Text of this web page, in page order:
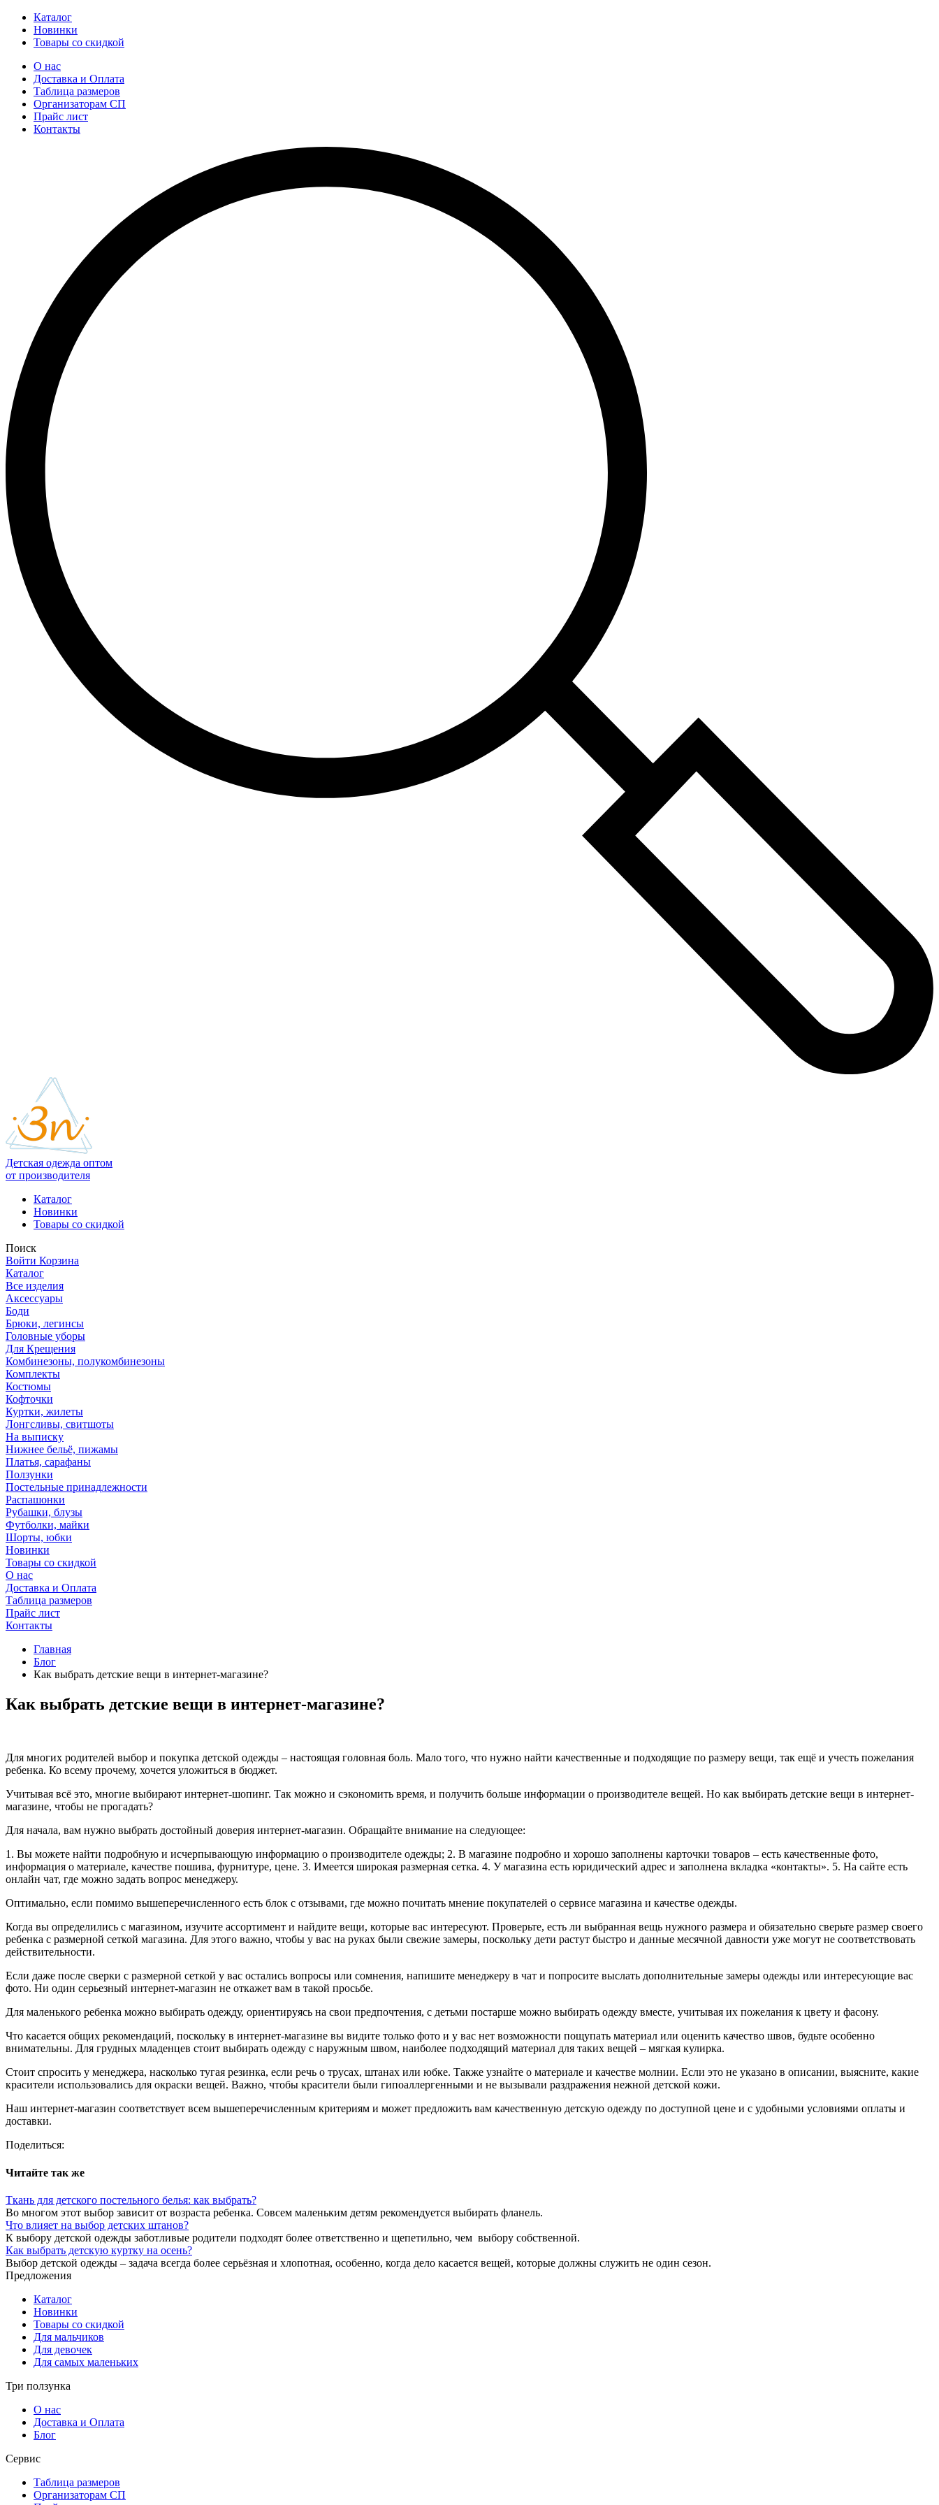
Каталог
Новинки
Товары со скидкой
О нас
Доставка и Оплата
Таблица размеров
Организаторам СП
Прайс лист
Контакты
Детская одежда оптом
от производителя
Каталог
Новинки
Товары со скидкой
Поиск
Войти Корзина
Каталог
Все изделия
Аксесcуары
Боди
Брюки, легинсы
Головные уборы
Для Крещения
Комбинезоны, полукомбинезоны
Комплекты
Костюмы
Кофточки
Куртки, жилеты
Лонгсливы, свитшоты
На выписку
Нижнее бельё, пижамы
Платья, сарафаны
Ползунки
Постельные принадлежности
Распашонки
Рубашки, блузы
Футболки, майки
Шорты, юбки
Новинки
Товары со скидкой
О нас
Доставка и Оплата
Таблица размеров
Прайс лист
Контакты
Главная
Блог
Как выбрать детские вещи в интернет-магазине?
Как выбрать детские вещи в интернет-магазине?
Для многих родителей выбор и покупка детской одежды – настоящая головная боль. Мало того, что нужно найти качественные и подходящие по размеру вещи, так ещё и учесть пожелания
ребенка. Ко всему прочему, хочется уложиться в бюджет.
Учитывая всё это, многие выбирают интернет-шопинг. Так можно и сэкономить время, и получить больше информации о производителе вещей. Но как выбирать детские вещи в интернет-
магазине, чтобы не прогадать?
Для начала, вам нужно выбрать достойный доверия интернет-магазин. Обращайте внимание на следующее:
1. Вы можете найти подробную и исчерпывающую информацию о производителе одежды; 2. В магазине подробно и хорошо заполнены карточки товаров – есть качественные фото,
информация о материале, качестве пошива, фурнитуре, цене. 3. Имеется широкая размерная сетка. 4. У магазина есть юридический адрес и заполнена вкладка «контакты». 5. На сайте есть
онлайн чат, где можно задать вопрос менеджеру.
Оптимально, если помимо вышеперечисленного есть блок с отзывами, где можно почитать мнение покупателей о сервисе магазина и качестве одежды.
Когда вы определились с магазином, изучите ассортимент и найдите вещи, которые вас интересуют. Проверьте, есть ли выбранная вещь нужного размера и обязательно сверьте размер своего
ребенка с размерной сеткой магазина. Для этого важно, чтобы у вас на руках были свежие замеры, поскольку дети растут быстро и данные месячной давности уже могут не соответствовать
действительности.
Если даже после сверки с размерной сеткой у вас остались вопросы или сомнения, напишите менеджеру в чат и попросите выслать дополнительные замеры одежды или интересующие вас
фото. Ни один серьезный интернет-магазин не откажет вам в такой просьбе.
Для маленького ребенка можно выбирать одежду, ориентируясь на свои предпочтения, с детьми постарше можно выбирать одежду вместе, учитывая их пожелания к цвету и фасону.
Что касается общих рекомендаций, поскольку в интернет-магазине вы видите только фото и у вас нет возможности пощупать материал или оценить качество швов, будьте особенно
внимательны. Для грудных младенцев стоит выбирать одежду с наружным швом, наиболее подходящий материал для таких вещей – мягкая кулирка.
Стоит спросить у менеджера, насколько тугая резинка, если речь о трусах, штанах или юбке. Также узнайте о материале и качестве молнии. Если это не указано в описании, выясните, какие
красители использовались для окраски вещей. Важно, чтобы красители были гипоаллергенными и не вызывали раздражения нежной детской кожи.
Наш интернет-магазин соответствует всем вышеперечисленным критериям и может предложить вам качественную детскую одежду по доступной цене и с удобными условиями оплаты и
доставки.
Поделиться:
Читайте так же
Ткань для детского постельного белья: как выбрать?
Во многом этот выбор зависит от возраста ребенка. Совсем маленьким детям рекомендуется выбирать фланель.
Что влияет на выбор детских штанов?
К выбору детской одежды заботливые родители подходят более ответственно и щепетильно, чем выбору собственной.
Как выбрать детскую куртку на осень?
Выбор детской одежды – задача всегда более серьёзная и хлопотная, особенно, когда дело касается вещей, которые должны служить не один сезон.
Предложения
Каталог
Новинки
Товары со скидкой
Для мальчиков
Для девочек
Для самых маленьких
Три ползунка
О нас
Доставка и Оплата
Блог
Сервис
Таблица размеров
Организаторам СП